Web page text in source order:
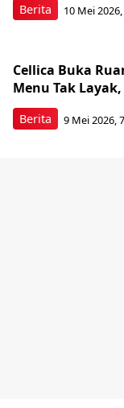
Berita 10 Mei
Berita
Cellica Buka
Menu Tak
9 Mei 2026,